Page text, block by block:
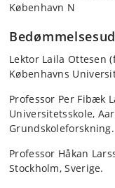
København N
Lektor Laila Ottesen
Københavns
Professor Per Fibæk
Universitetsskole,
Grundskoleforskning.
Professor Håkan
Stockholm, Sverige.